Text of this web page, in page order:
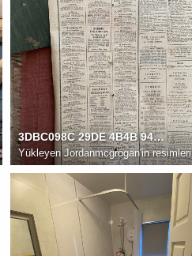
3DBC098C 29DE 4B4B 9487 78CBE663AB30
YükleyenJordanmcgrogan'in resimleri